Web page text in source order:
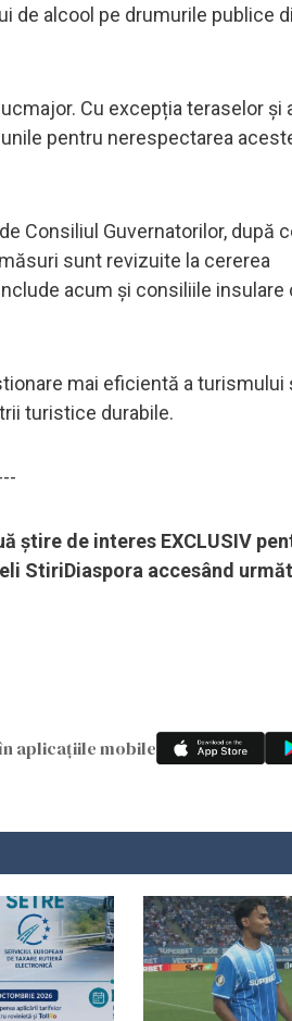
de alcool pe drumurile publice
Cu excepția teraselor și
pentru nerespectarea
Consiliul Guvernatorilor, după
sunt revizuite la cererea
acum și consiliile insulare
mai eficientă a turismului
turistice durabile.
știre de interes EXCLUSIV
StiriDiaspora accesând
aplicațiile mobile